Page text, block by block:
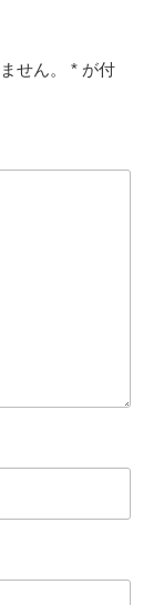
せん。 * が付